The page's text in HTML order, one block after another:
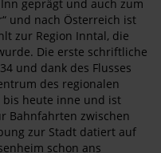
geprägt und auch zum
und nach Österreich ist
zur Region Inntal, die
Die erste schriftliche
und dank des Flusses
des regionalen
bis heute inne und ist
Bahnfahrten zwischen
zur Stadt datiert auf
schon ans